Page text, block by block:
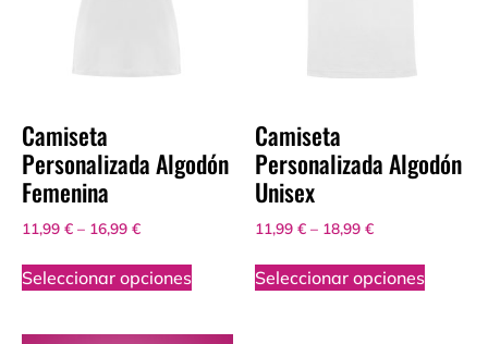
Camiseta
Personalizada Algodón
Femenina
11,99 € – 16,99 €
Seleccionar opciones
Camiseta
Personalizada Algodón
Unisex
11,99 € – 18,99 €
Seleccionar opciones